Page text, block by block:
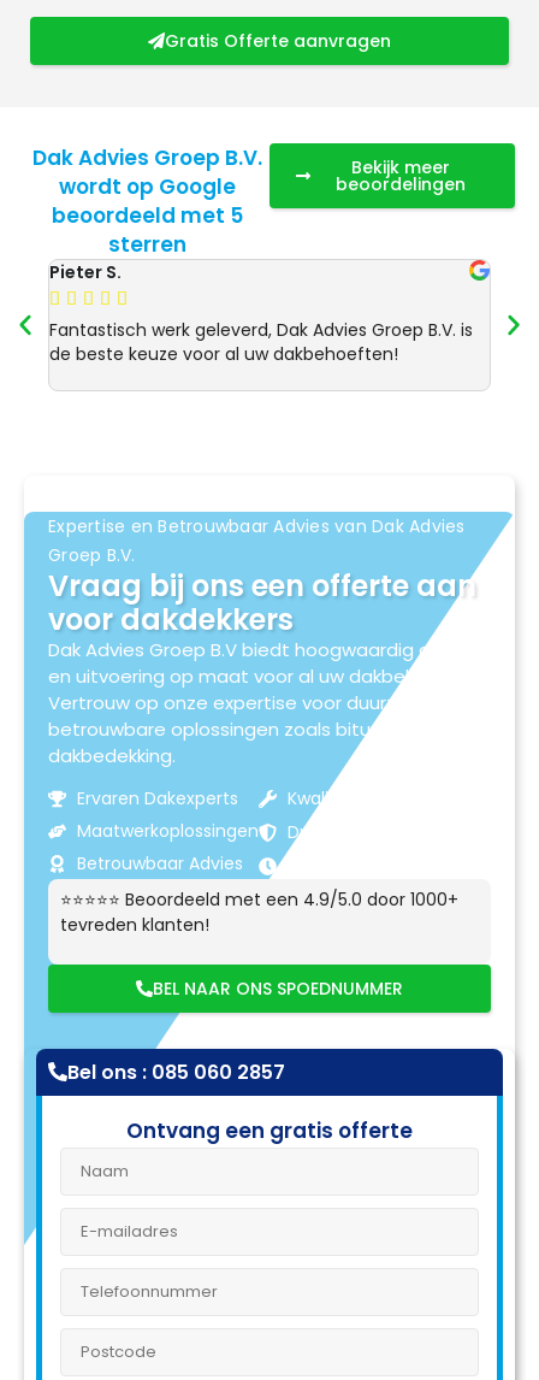
Gratis Offerte aanvragen
Dak Advies Groep B.V.
wordt op Google
beoordeeld met 5
sterren
Bekijk meer
beoordelingen
Pieter S.
    
Fantastisch werk geleverd, Dak Advies Groep B.V. is
de beste keuze voor al uw dakbehoeften!
Expertise en Betrouwbaar Advies van Dak Advies
Groep B.V.
Vraag bij ons een offerte aan
voor dakdekkers
Dak Advies Groep B.V biedt hoogwaardig advies
en uitvoering op maat voor al uw dakbehoeften.
Vertrouw op onze expertise voor duurzame en
betrouwbare oplossingen zoals bitumen
dakbedekking.
Ervaren Dakexperts
Maatwerkoplossingen
Betrouwbaar Advies
Kwaliteitsmaterialen
Duurzame Resultaten
⭐⭐⭐⭐⭐ Beoordeeld met een 4.9/5.0 door 1000+
tevreden klanten!
BEL NAAR ONS SPOEDNUMMER
Bel ons : 085 060 2857
Ontvang een gratis offerte